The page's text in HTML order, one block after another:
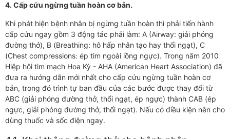
4. Cấp cứu ngừng tuần hoàn cơ bản.
Khi phát hiện bệnh nhân bị ngừng tuần hoàn thì phải tiến hành
cấp cứu ngay gồm 3 động tác phải làm: A (Airway: giải phóng
đường thở), B (Breathing: hô hấp nhân tạo hay thổi ngạt), C
(Chest compressions: ép tim ngoài lồng ngực). Trong năm 2010
Hiệp hội tim mạch Hoa Kỳ - AHA (American Heart Association) đã
đưa ra hướng dẫn mới nhất cho cấp cứu ngừng tuần hoàn cơ
bản, trong đó trình tự ban đầu của các bước được thay đổi từ
ABC (giải phóng đường thở, thổi ngạt, ép ngực) thành CAB (ép
ngực, giải phóng đường thở, thổi ngạt). Nếu có điều kiện nên cho
dùng thuốc và sốc điện ngay.